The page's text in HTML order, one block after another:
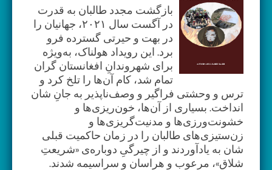
بازگشت مجدد طالبان به قدرت
در آگست سال ۲۰۲۱، جهانیان را
در بهت و حیرتی گسترده فرو
برد. این رویداد هولناک، به‌ویژه
برای شهروندانِ افغانستان گران
تمام شد، کام‌ آن‌ها را تلخ کرد و
ترس و وحشتی فراگیر و وصف‌ناپذیر به جانِ شان
انداخت. بسیاری از آن‌ها، خون‌ریزی‌ها و
خشونت‌ورزی‌ها و مدنیت‌گریزی‌ها و
زن‌ستیزی‌های طالبان را در زمان حاکمیت قبلی
شان به یادآوردند و از چیرگیِ دوباره‌ی «شریعتِ
شلاق»، مرعوب و هراسان و سراسیمه شدند.